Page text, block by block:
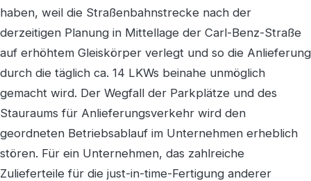
haben, weil die Straßenbahnstrecke nach der
derzeitigen Planung in Mittellage der Carl-Benz-Straße
auf erhöhtem Gleiskörper verlegt und so die Anlieferung
durch die täglich ca. 14 LKWs beinahe unmöglich
gemacht wird. Der Wegfall der Parkplätze und des
Stauraums für Anlieferungsverkehr wird den
geordneten Betriebsablauf im Unternehmen erheblich
stören. Für ein Unternehmen, das zahlreiche
Zulieferteile für die just-in-time-Fertigung anderer